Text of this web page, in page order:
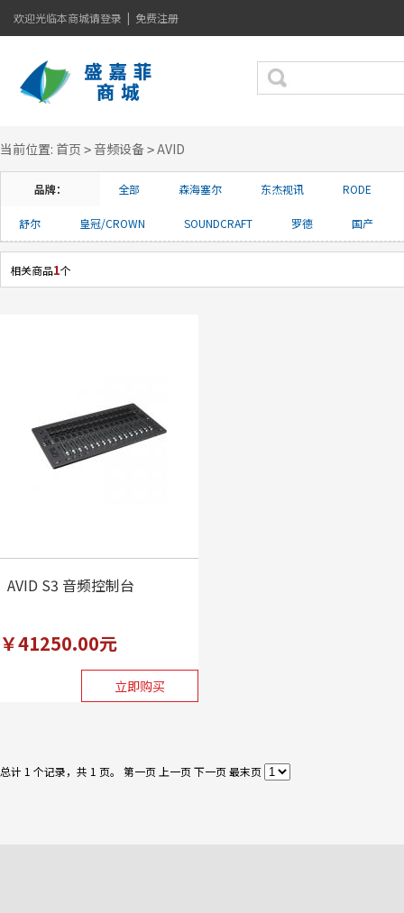
欢迎光临本商城请登录 | 免费注册
当前位置: 首页 >音频设备>AVID
品牌： 全部 森海塞尔 东杰视讯 RODE
舒尔 皇冠/CROWN SOUNDCRAFT 罗德 国产
相关商品1个
AVID S3 音频控制台
￥41250.00元
立即购买
总计 1 个记录，共 1 页。 第一页 上一页下一页最末页